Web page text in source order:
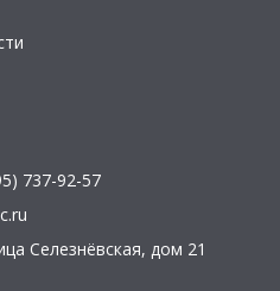
737-92-57
Селезнёвская, дом 21